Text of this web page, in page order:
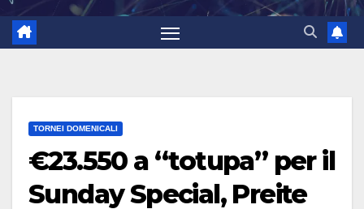
TORNEI DOMENICALI
€23.550 a “totupa” per il
Sunday Special, Preite